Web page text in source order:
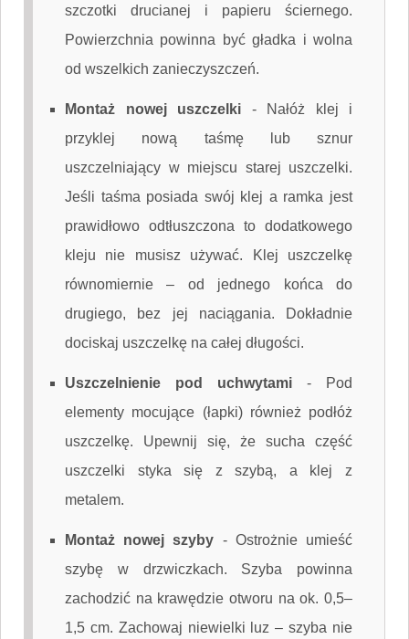
szczotki drucianej i papieru ściernego.
Powierzchnia powinna być gładka i wolna
od wszelkich zanieczyszczeń.
Montaż nowej uszczelki -
Nałóż klej i
przyklej nową taśmę lub sznur
uszczelniający w miejscu starej uszczelki.
Jeśli taśma posiada swój klej a ramka jest
prawidłowo odtłuszczona to dodatkowego
kleju nie musisz używać. Klej uszczelkę
równomiernie – od jednego końca do
drugiego, bez jej naciągania. Dokładnie
dociskaj uszczelkę na całej długości.
Uszczelnienie pod uchwytami -
Pod
elementy mocujące (łapki) również podłóż
uszczelkę. Upewnij się, że sucha część
uszczelki styka się z szybą, a klej z
metalem.
Montaż nowej szyby - Ostrożnie umieść
szybę w drzwiczkach. Szyba powinna
zachodzić na krawędzie otworu na ok. 0,5–
1,5 cm. Zachowaj niewielki luz – szyba nie